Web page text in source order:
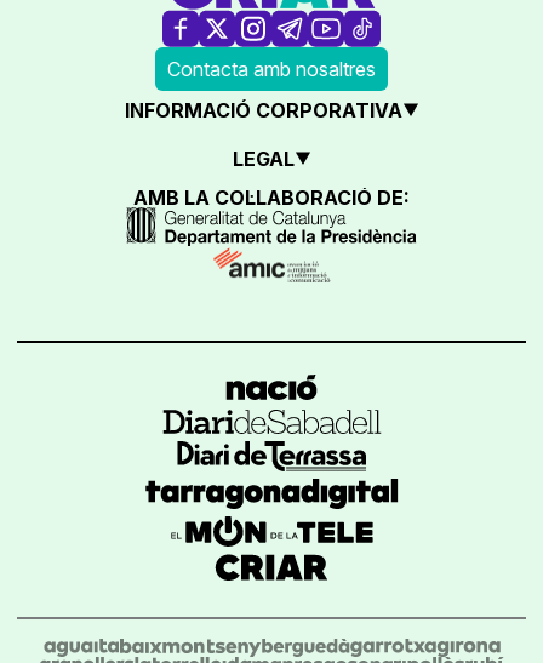
Contacta amb nosaltres
INFORMACIÓ CORPORATIVA
LEGAL
AMB LA COL·LABORACIÓ DE: